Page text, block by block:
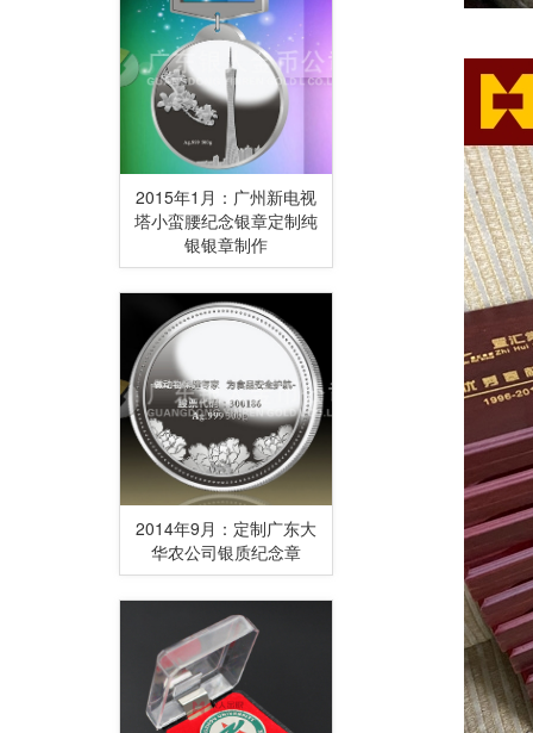
2015年1月：广州新电视
塔小蛮腰纪念银章定制纯
银银章制作
2014年9月：定制广东大
华农公司银质纪念章